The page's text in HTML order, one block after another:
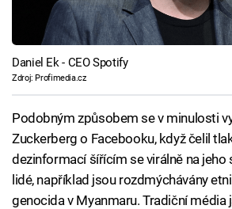
Daniel Ek - CEO Spotify
Zdroj: Profimedia.cz
Podobným způsobem se v minulosti
Zuckerberg o Facebooku, když čelil
dezinformací šířícím se virálně na jeho
lidé, například jsou rozdmýchávány
genocida v Myanmaru. Tradiční média